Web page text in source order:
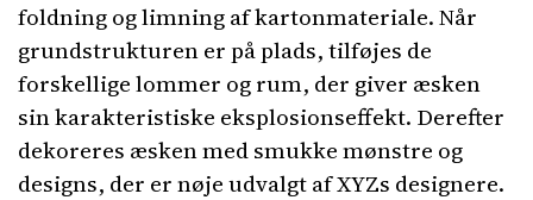
foldning og limning af kartonmateriale. Når
grundstrukturen er på plads, tilføjes de
forskellige lommer og rum, der giver æsken
sin karakteristiske eksplosionseffekt. Derefter
dekoreres æsken med smukke mønstre og
designs, der er nøje udvalgt af XYZs designere.